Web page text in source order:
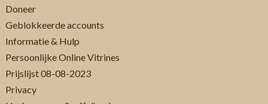
Doneer
Geblokkeerde accounts
Informatie & Hulp
Persoonlijke Online Vitrines
Prijslijst 08-08-2023
Privacy